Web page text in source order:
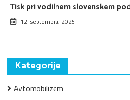
Tisk pri vodilnem slovenskem
12. septembra, 2025
Kategorije
Avtomobilizem